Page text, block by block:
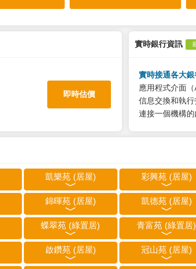
即時估價
實時銀行資訊
實時接通各大
應用程式介面
信息交換和執
連接一個機構的
凱樂苑 (居屋) 彩興苑 (居屋)
錦暉苑 (居屋) 凱德苑 (居屋)
蝶翠苑 (綠置居) 青富苑 (綠置居)
啟鑽苑 (居屋) 冠山苑 (居屋)